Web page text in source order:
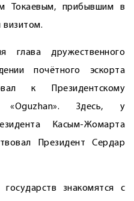
Токаевым, прибывшим в
глава дружественного
почётного эскорта
к Президентскому
«Oguzhan». Здесь, у
Касым-Жомарта
Президент Сердар
знакомятся с